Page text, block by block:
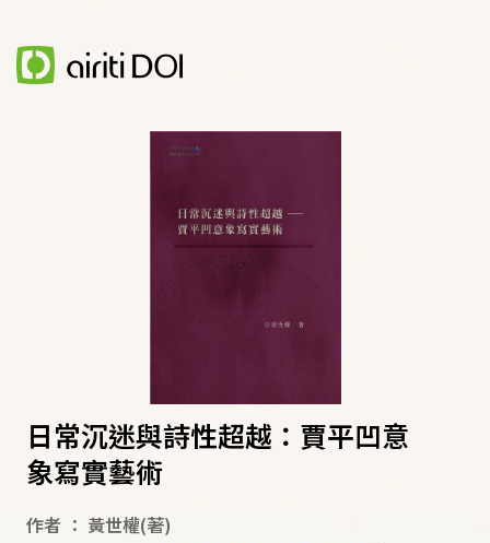
日常沉迷與詩性超越：賈平凹意
象寫實藝術
作者 ： 黃世權(著)